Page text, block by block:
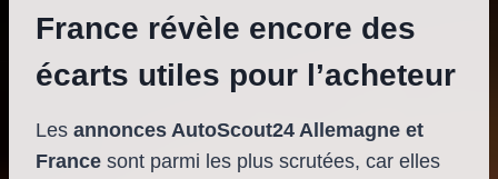
France révèle encore des
écarts utiles pour l’acheteur
Les annonces AutoScout24 Allemagne et
France sont parmi les plus scrutées, car elles